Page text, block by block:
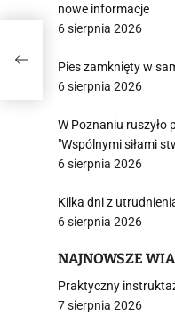
nowe informacje
6 sierpnia 2026
Pies zamknięty w
6 sierpnia 2026
W Poznaniu ruszyło
"Wspólnymi siłami
6 sierpnia 2026
Kilka dni z
6 sierpnia 2026
NAJNOWSZE
Praktyczny
7 sierpnia 2026